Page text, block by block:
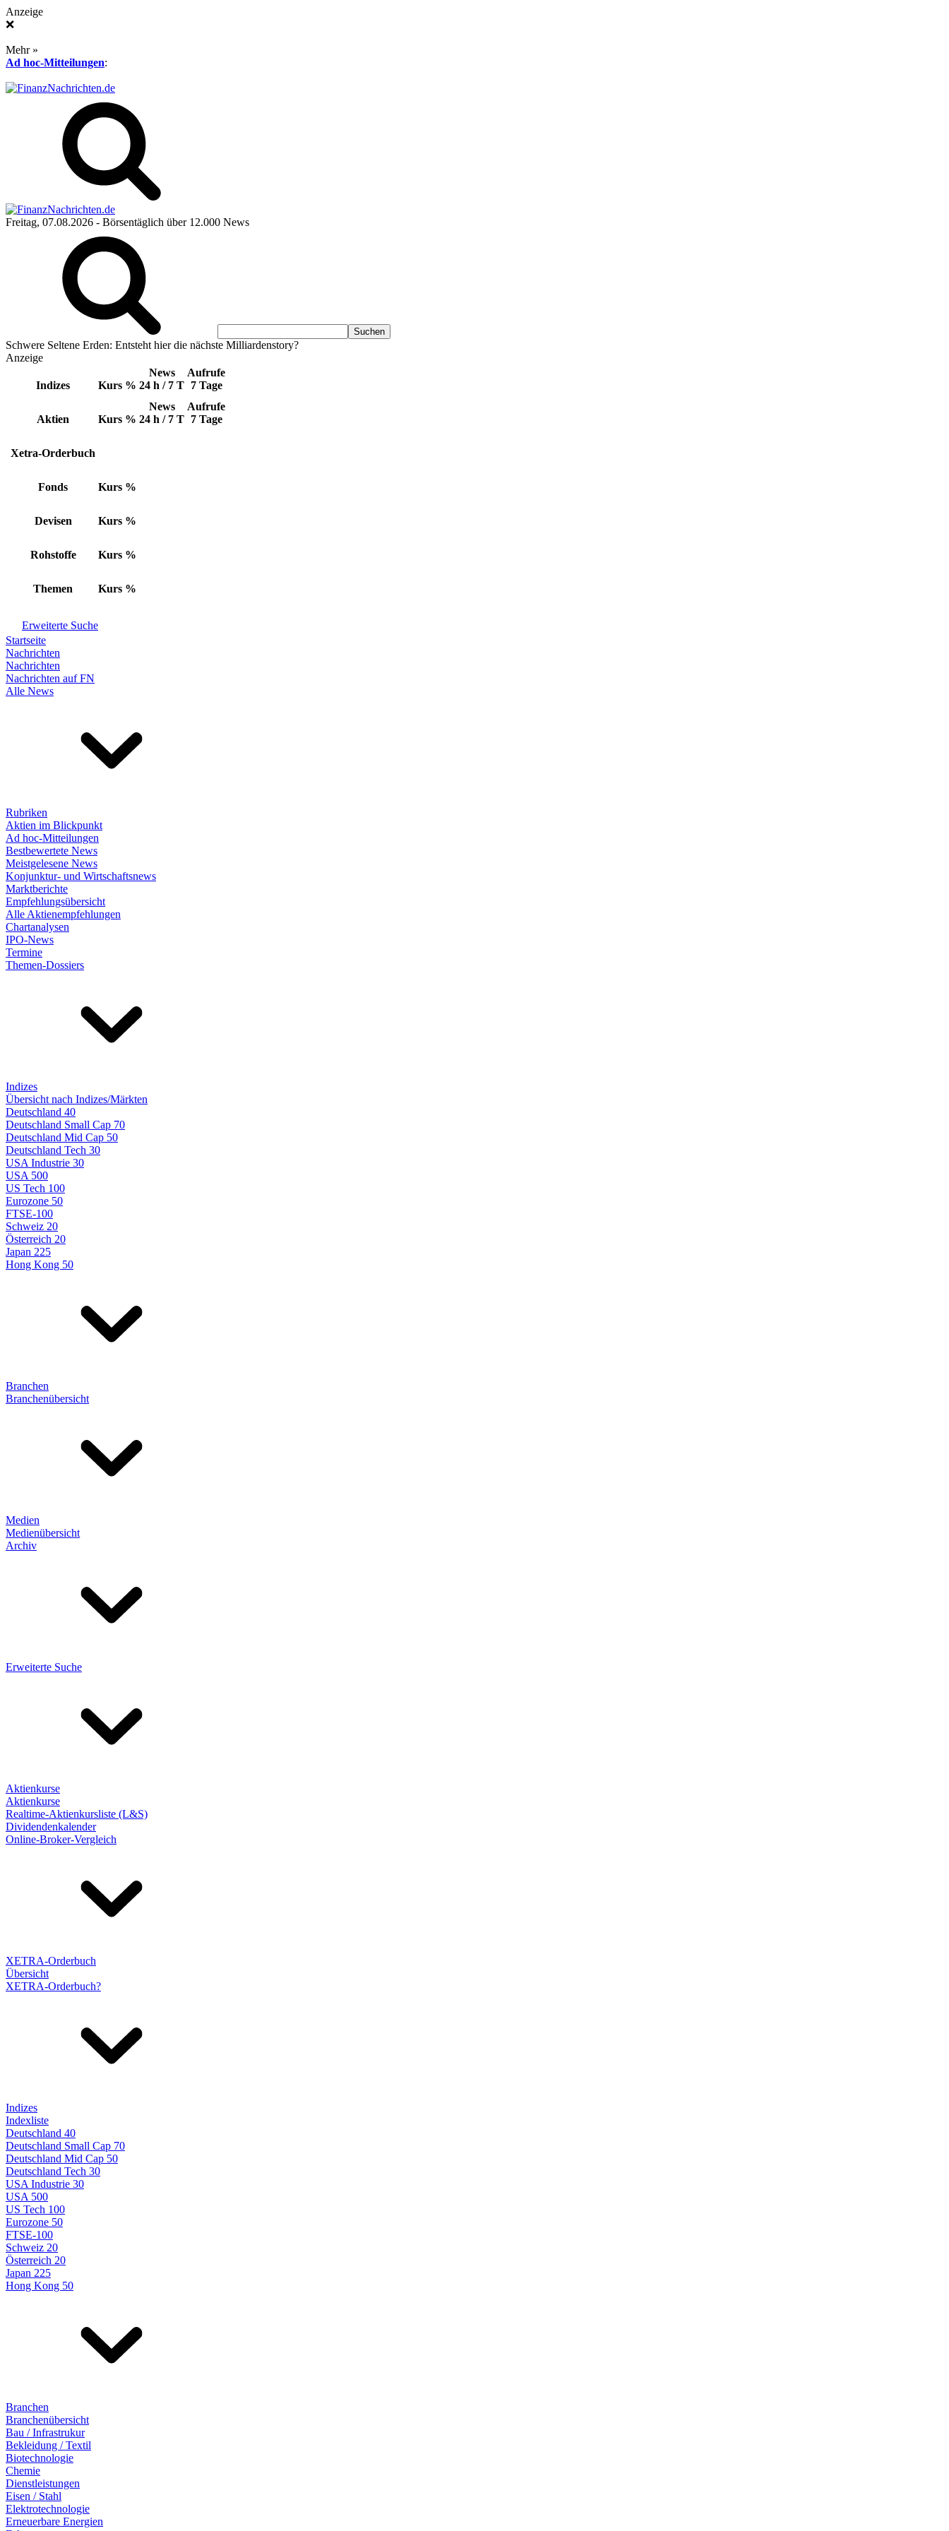
Anzeige
❌
Mehr »
Ad hoc-Mitteilungen:
Freitag, 07.08.2026 - Börsentäglich über 12.000 News
Schwere Seltene Erden: Entsteht hier die nächste Milliardenstory?
Anzeige
Indizes Kurs %
News
24 h / 7 T
Aufrufe
7 Tage
Aktien Kurs %
News
24 h / 7 T
Aufrufe
7 Tage
Xetra-Orderbuch
Fonds Kurs %
Devisen Kurs %
Rohstoffe Kurs %
Themen Kurs %
Erweiterte Suche
Startseite
Nachrichten
Nachrichten
Nachrichten auf FN
Alle News
Rubriken
Aktien im Blickpunkt
Ad hoc-Mitteilungen
Bestbewertete News
Meistgelesene News
Konjunktur- und Wirtschaftsnews
Marktberichte
Empfehlungsübersicht
Alle Aktienempfehlungen
Chartanalysen
IPO-News
Termine
Themen-Dossiers
Indizes
Übersicht nach Indizes/Märkten
Deutschland 40
Deutschland Small Cap 70
Deutschland Mid Cap 50
Deutschland Tech 30
USA Industrie 30
USA 500
US Tech 100
Eurozone 50
FTSE-100
Schweiz 20
Österreich 20
Japan 225
Hong Kong 50
Branchen
Branchenübersicht
Medien
Medienübersicht
Archiv
Erweiterte Suche
Aktienkurse
Aktienkurse
Realtime-Aktienkursliste (L&S)
Dividendenkalender
Online-Broker-Vergleich
XETRA-Orderbuch
Übersicht
XETRA-Orderbuch?
Indizes
Indexliste
Deutschland 40
Deutschland Small Cap 70
Deutschland Mid Cap 50
Deutschland Tech 30
USA Industrie 30
USA 500
US Tech 100
Eurozone 50
FTSE-100
Schweiz 20
Österreich 20
Japan 225
Hong Kong 50
Branchen
Branchenübersicht
Bau / Infrastrukur
Bekleidung / Textil
Biotechnologie
Chemie
Dienstleistungen
Eisen / Stahl
Elektrotechnologie
Erneuerbare Energien